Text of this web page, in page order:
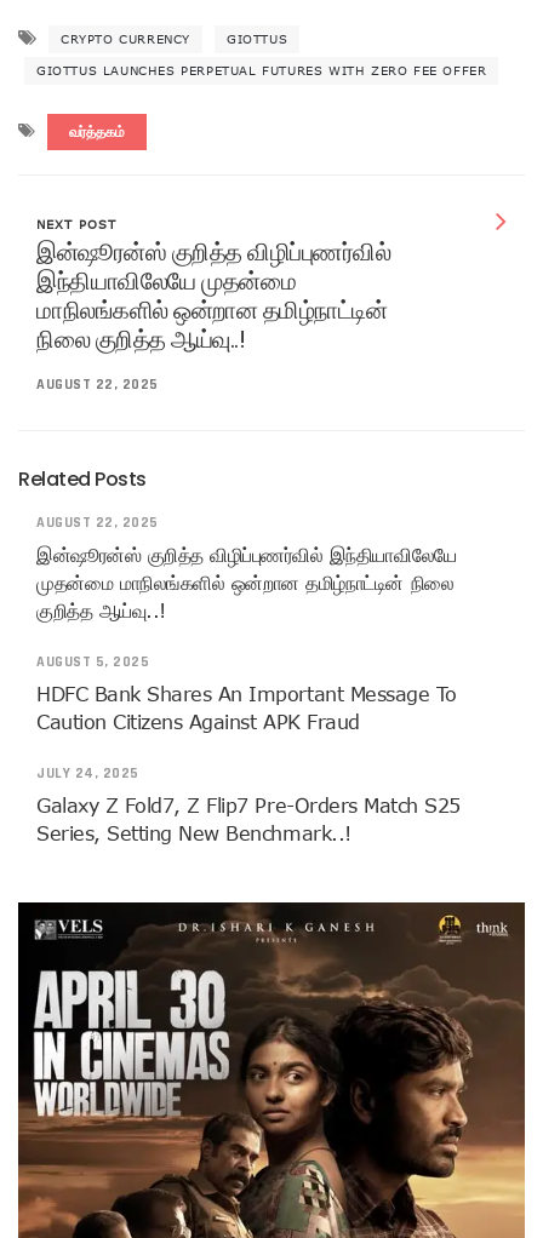
CRYPTO CURRENCY GIOTTUS
GIOTTUS LAUNCHES PERPETUAL FUTURES WITH ZERO FEE OFFER
வர்த்தகம்
NEXT POST
இன்ஷூரன்ஸ் குறித்த விழிப்புணர்வில்
இந்தியாவிலேயே முதன்மை
மாநிலங்களில் ஒன்றான தமிழ்நாட்டின்
நிலை குறித்த ஆய்வு..!
AUGUST 22, 2025
Related Posts
AUGUST 22, 2025
இன்ஷூரன்ஸ் குறித்த விழிப்புணர்வில் இந்தியாவிலேயே
முதன்மை மாநிலங்களில் ஒன்றான தமிழ்நாட்டின் நிலை
குறித்த ஆய்வு..!
AUGUST 5, 2025
HDFC Bank Shares An Important Message To
Caution Citizens Against APK Fraud
JULY 24, 2025
Galaxy Z Fold7, Z Flip7 Pre-Orders Match S25
Series, Setting New Benchmark..!